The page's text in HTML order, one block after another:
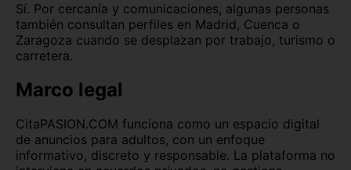
Sí. Por cercanía y comunicaciones, algunas personas
también consultan perfiles en Madrid, Cuenca o
Zaragoza cuando se desplazan por trabajo, turismo o
carretera.
Marco legal
CitaPASION.COM funciona como un espacio digital
de anuncios para adultos, con un enfoque
informativo, discreto y responsable. La plataforma no